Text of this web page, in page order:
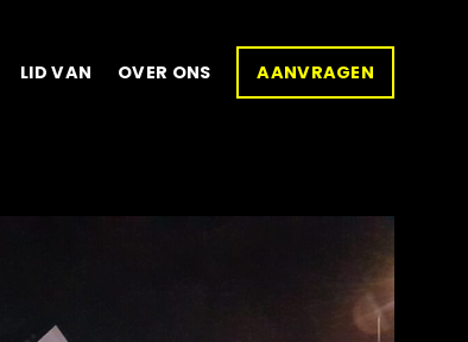
LID VAN OVER ONS AANVRAGEN